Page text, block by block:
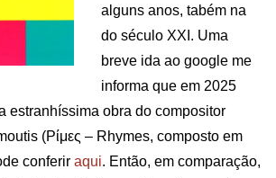
alguns anos, tabém na
do século XXI. Uma
breve ida ao google me
informa que em 2025
estranhíssima obra do compositor
(Ρίμες – Rhymes, composto em
conferiraqui. Então, em comparação,